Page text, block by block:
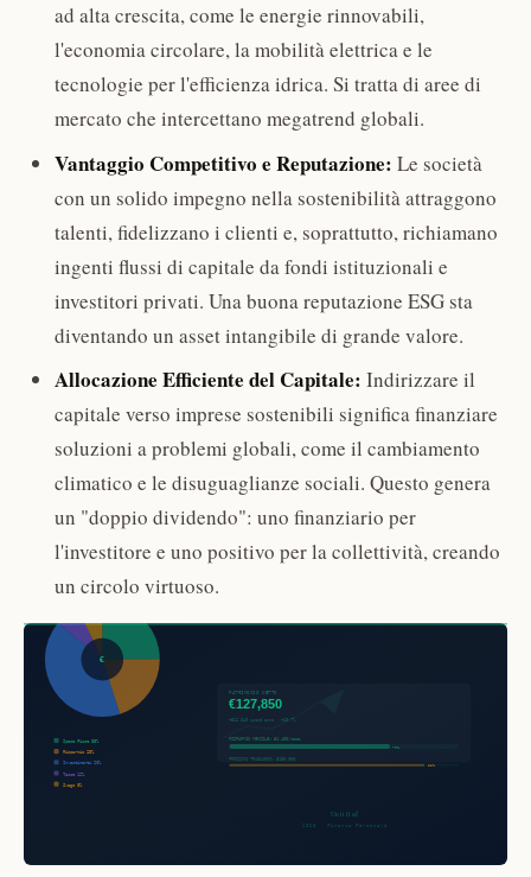
ad alta crescita, come le energie rinnovabili,
l'economia circolare, la mobilità elettrica e le
tecnologie per l'efficienza idrica. Si tratta di aree di
mercato che intercettano megatrend globali.
Vantaggio Competitivo e Reputazione: Le società
con un solido impegno nella sostenibilità attraggono
talenti, fidelizzano i clienti e, soprattutto, richiamano
ingenti flussi di capitale da fondi istituzionali e
investitori privati. Una buona reputazione ESG sta
diventando un asset intangibile di grande valore.
Allocazione Efficiente del Capitale: Indirizzare il
capitale verso imprese sostenibili significa finanziare
soluzioni a problemi globali, come il cambiamento
climatico e le disuguaglianze sociali. Questo genera
un "doppio dividendo": uno finanziario per
l'investitore e uno positivo per la collettività, creando
un circolo virtuoso.